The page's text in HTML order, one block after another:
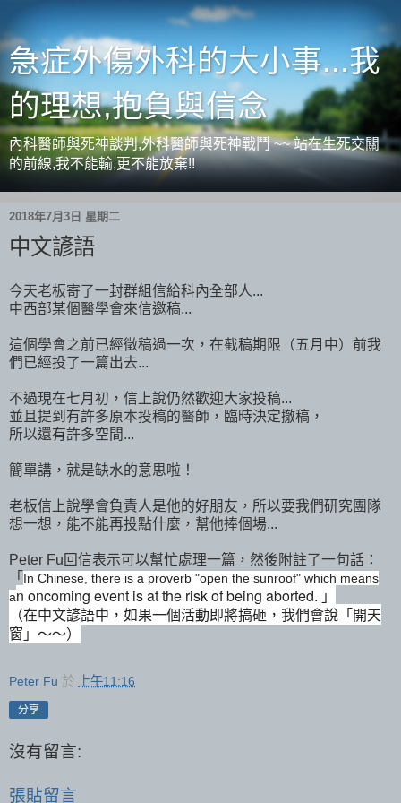
急症外傷外科的大小事...我
的理想,抱負與信念
內科醫師與死神談判,外科醫師與死神戰鬥 ~~ 站在生死交關
的前線,我不能輸,更不能放棄!!
2018年7月3日 星期二
中文諺語
今天老板寄了一封群組信給科內全部人...
中西部某個醫學會來信邀稿...
這個學會之前已經徵稿過一次，在截稿期限（五月中）前我
們已經投了一篇出去...
不過現在七月初，信上說仍然歡迎大家投稿...
並且提到有許多原本投稿的醫師，臨時決定撤稿，
所以還有許多空間...
簡單講，就是缺水的意思啦！
老板信上說學會負責人是他的好朋友，所以要我們研究團隊
想一想，能不能再投點什麼，幫他捧個場...
Peter Fu回信表示可以幫忙處理一篇，然後附註了一句話：
「 In Chinese, there is a proverb "open the sunroof" which means
an oncoming event is at the risk of being aborted. 」
（在中文諺語中，如果一個活動即將搞砸，我們會說「開天
窗」～～）
Peter Fu 於 上午11:16
分享
沒有留言:
張貼留言